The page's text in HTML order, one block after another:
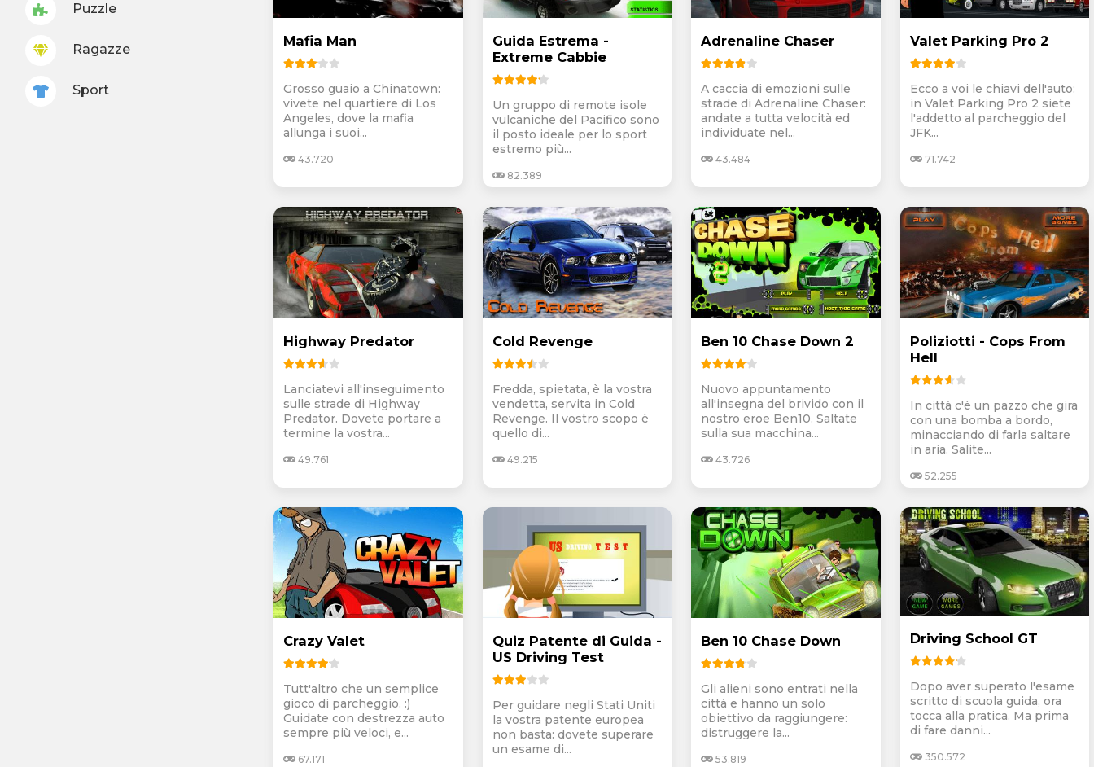
Puzzle
Ragazze
Sport
Mafia Man
Grosso guaio a Chinatown:
vivete nel quartiere di Los
Angeles, dove la mafia
allunga i suoi...
43.720
Guida Estrema -
Extreme Cabbie
Un gruppo di remote isole
vulcaniche del Pacifico sono
il posto ideale per lo sport
estremo più...
82.389
Adrenaline Chaser
A caccia di emozioni sulle
strade di Adrenaline Chaser:
andate a tutta velocità ed
individuate nel...
43.484
Valet Parking Pro 2
Ecco a voi le chiavi dell'auto:
in Valet Parking Pro 2 siete
l'addetto al parcheggio del
JFK...
71.742
Highway Predator
Lanciatevi all'inseguimento
sulle strade di Highway
Predator. Dovete portare a
termine la vostra...
49.761
Cold Revenge
Fredda, spietata, è la vostra
vendetta, servita in Cold
Revenge. Il vostro scopo è
quello di...
49.215
Ben 10 Chase Down 2
Nuovo appuntamento
all'insegna del brivido con il
nostro eroe Ben10. Saltate
sulla sua macchina...
43.726
Poliziotti - Cops From
Hell
In città c'è un pazzo che gira
con una bomba a bordo,
minacciando di farla saltare
in aria. Salite...
52.255
Crazy Valet
Tutt'altro che un semplice
gioco di parcheggio. :)
Guidate con destrezza auto
sempre più veloci, e...
67.171
Quiz Patente di Guida -
US Driving Test
Per guidare negli Stati Uniti
la vostra patente europea
non basta: dovete superare
un esame di...
Ben 10 Chase Down
Gli alieni sono entrati nella
città e hanno un solo
obiettivo da raggiungere:
distruggere la...
53.819
Driving School GT
Dopo aver superato l'esame
scritto di scuola guida, ora
tocca alla pratica. Ma prima
di fare danni...
350.572